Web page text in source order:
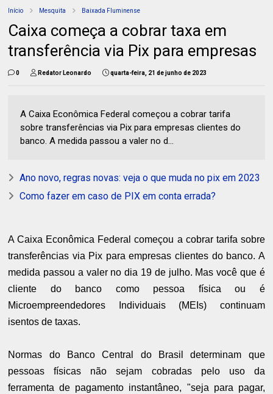
Início Mesquita Baixada Fluminense
Caixa começa a cobrar taxa em
transferência via Pix para empresas
0 Redator Leonardo quarta-feira, 21 de junho de 2023
A Caixa Econômica Federal começou a cobrar tarifa
sobre transferências via Pix para empresas clientes do
banco. A medida passou a valer no d...
Ano novo, regras novas: veja o que muda no pix em 2023
Como fazer em caso de PIX em conta errada?
A Caixa Econômica Federal começou a cobrar tarifa sobre
transferências via Pix para empresas clientes do banco. A
medida passou a valer no dia 19 de julho. Mas você que é
cliente do banco como pessoa física ou é
Microempreendedores Individuais (MEIs) continuam
isentos de taxas.
Normas do Banco Central do Brasil determinam que
pessoas físicas não sejam cobradas pelo uso da
ferramenta de pagamento instantâneo, "seja para pagar,